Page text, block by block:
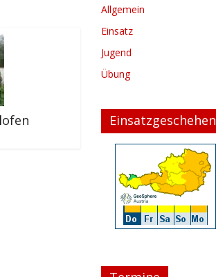
Allgemein
Einsatz
Jugend
Übung
Einsatzgeschehen